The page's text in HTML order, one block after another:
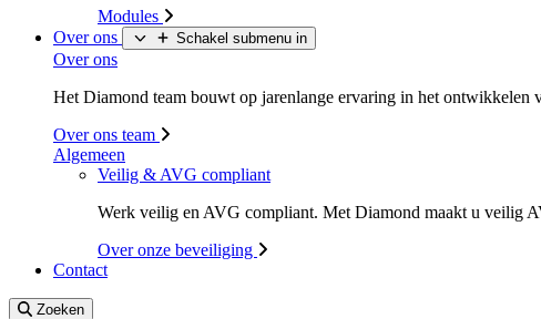
Modules
Over ons
Schakel submenu in
Over ons
Het Diamond team bouwt op jarenlange ervaring in het ontwikkelen
Over ons team
Algemeen
Veilig & AVG compliant
Werk veilig en AVG compliant. Met Diamond maakt u veilig
Over onze beveiliging
Contact
Zoeken